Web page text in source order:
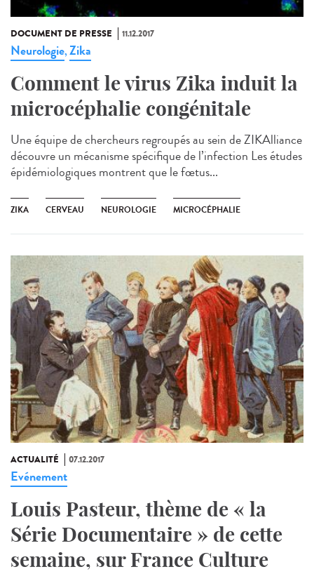
DOCUMENT DE PRESSE 11.12.2017
Neurologie,Zika
Comment le virus Zika induit la
microcéphalie congénitale
Une équipe de chercheurs regroupés au sein de ZIKAlliance
découvre un mécanisme spécifique de l’infection Les études
épidémiologiques montrent que le fœtus...
ZIKA CERVEAU NEUROLOGIE MICROCÉPHALIE
ACTUALITÉ 07.12.2017
Evénement
Louis Pasteur, thème de « la
Série Documentaire » de cette
semaine, sur France Culture